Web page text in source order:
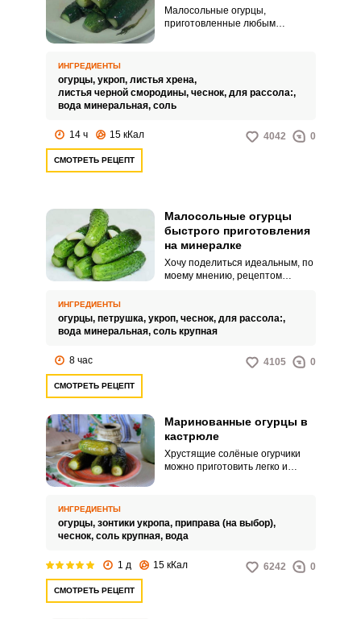
Малосольные огурцы,
приготовленные любым
получить. При приготовлении
такой закуски с помощью
минеральной воды, огурцы не
привлекательными на вид.
ИНГРЕДИЕНТЫ
огурцы, укроп, листья хрена,
листья черной смородины, чеснок, для рассола:,
вода минеральная, соль
14 ч 15 кКал 4042 0
СМОТРЕТЬ РЕЦЕПТ
Малосольные огурцы
быстрого приготовления
на минералке
Хочу поделиться идеальным, по
моему мнению, рецептом
Если ждете к вечеру гостей,
советую воспользоваться этим
малосольные огурчики с утра.
ИНГРЕДИЕНТЫ
огурцы, петрушка, укроп, чеснок, для рассола:,
вода минеральная, соль крупная
8 час 4105 0
СМОТРЕТЬ РЕЦЕПТ
Маринованные огурцы в
кастрюле
Хрустящие солёные огурчики
можно приготовить легко и
домашних.
ИНГРЕДИЕНТЫ
огурцы, зонтики укропа, приправа (на выбор),
чеснок, соль крупная, вода
1 д 15 кКал 6242 0
СМОТРЕТЬ РЕЦЕПТ